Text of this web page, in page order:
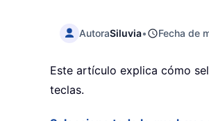
AutoraSiluvia• Fecha de
Este artículo explica cómo
teclas.